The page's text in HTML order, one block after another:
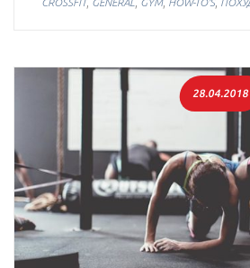
CROSSFIT GENERAL GYM HOW-TO'S
28.04.2018